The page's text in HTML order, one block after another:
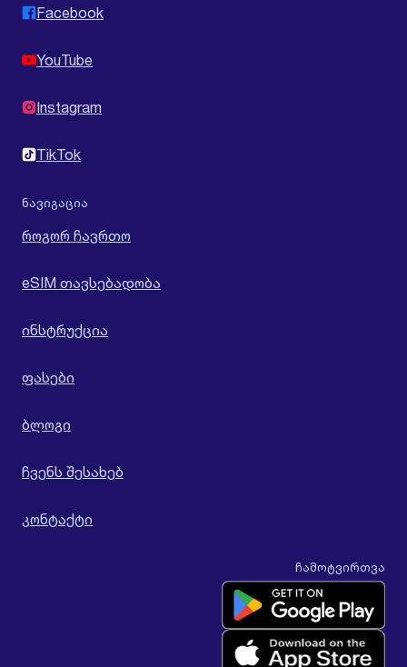
Facebook
YouTube
Instagram
TikTok
ნავიგაცია
როგორ ჩავრთო
eSIM თავსებადობა
ინსტრუქცია
ფასები
ბლოგი
ჩვენს შესახებ
კონტაქტი
ჩამოტვირთვა